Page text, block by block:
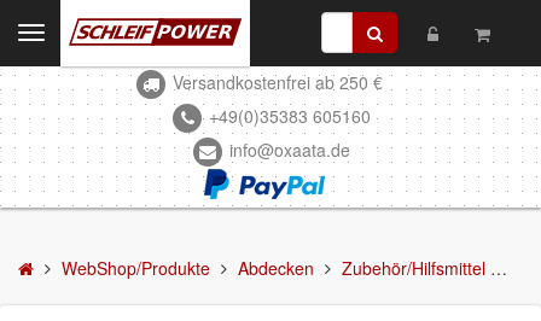
Kontakt
WebShop/Produkte
Schleifmittel
Kleben & Beschichten
Toggle
navigation Versandkostenfrei ab 250 €
+49(0)35383 605160
info@oxaata.de
WebShop/Produkte Abdecken Zubehör/Hilfsmittel